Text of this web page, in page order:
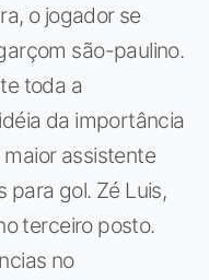
o jogador se
são-paulino.
toda a
da importância
assistente
para gol. Zé Luis,
terceiro posto.
no